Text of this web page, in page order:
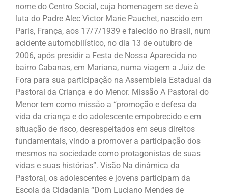
nome do Centro Social, cuja homenagem se deve à
luta do Padre Alec Victor Marie Pauchet, nascido em
Paris, França, aos 17/7/1939 e falecido no Brasil, num
acidente automobilístico, no dia 13 de outubro de
2006, após presidir a Festa de Nossa Aparecida no
bairro Cabanas, em Mariana, numa viagem a Juiz de
Fora para sua participação na Assembleia Estadual da
Pastoral da Criança e do Menor. Missão A Pastoral do
Menor tem como missão a “promoção e defesa da
vida da criança e do adolescente empobrecido e em
situação de risco, desrespeitados em seus direitos
fundamentais, vindo a promover a participação dos
mesmos na sociedade como protagonistas de suas
vidas e suas histórias”. Visão Na dinâmica da
Pastoral, os adolescentes e jovens participam da
Escola da Cidadania “Dom Luciano Mendes de